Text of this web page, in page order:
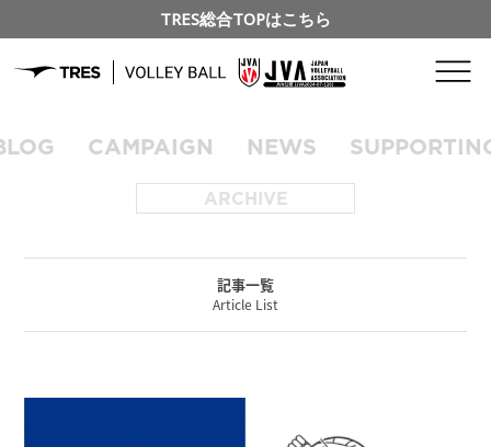
TRES総合TOPはこちら
CAMPAIGN NEWS
ARCHIVE
記事一覧
Article List